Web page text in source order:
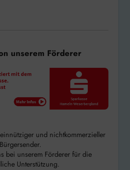
unserem Förderer
und nichtkommerzieller
Bürgersender.
bei unserem Förderer für die
Unterstützung.